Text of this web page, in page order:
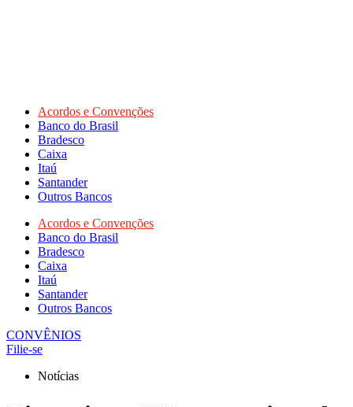
Acordos e Convenções
Banco do Brasil
Bradesco
Caixa
Itaú
Santander
Outros Bancos
Acordos e Convenções
Banco do Brasil
Bradesco
Caixa
Itaú
Santander
Outros Bancos
CONVÊNIOS
Filie-se
Notícias